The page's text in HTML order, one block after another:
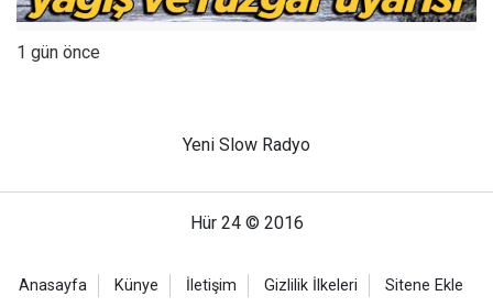
1 gün önce
Yeni Slow Radyo
Hür 24 © 2016
Anasayfa Künye İletişim Gizlilik İlkeleri Sitene Ekle